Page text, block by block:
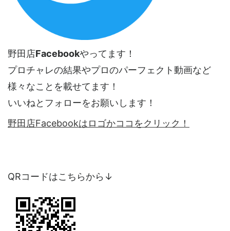
野田店Facebookやってます！
プロチャレの結果やプロのパーフェクト動画など
様々なことを載せてます！
いいねとフォローをお願いします！
野田店Facebookはロゴかココをクリック！
QRコードはこちらから↓